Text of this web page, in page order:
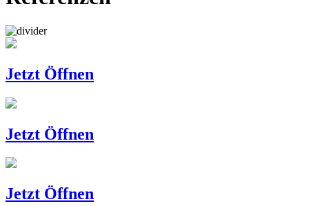
Jetzt Öffnen
Jetzt Öffnen
Jetzt Öffnen